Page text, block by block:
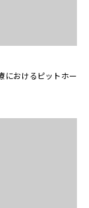
におけるピットホー